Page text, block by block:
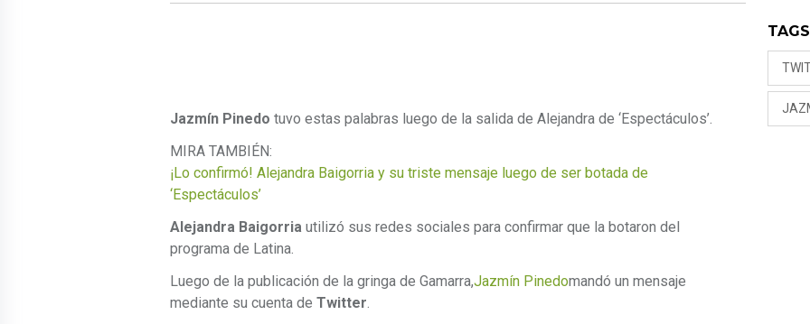
Jazmín Pinedo tuvo estas palabras luego de la salida de Alejandra de ‘Espectáculos’.
MIRA TAMBIÉN:
¡Lo confirmó! Alejandra Baigorria y su triste mensaje luego de ser botada de
‘Espectáculos’
Alejandra Baigorria utilizó sus redes sociales para confirmar que la botaron del
programa de Latina.
Luego de la publicación de la gringa de Gamarra,Jazmín Pinedomandó un mensaje
mediante su cuenta de Twitter.
TAGS